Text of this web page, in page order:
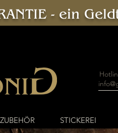
- ein
ZUBEHÖR STICKEREI